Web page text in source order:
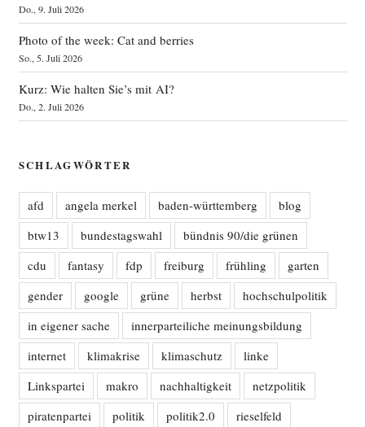
Do., 9. Juli 2026
Photo of the week: Cat and berries
So., 5. Juli 2026
Kurz: Wie halten Sie’s mit AI?
Do., 2. Juli 2026
SCHLAGWÖRTER
afd angela merkel baden-württemberg
blog
btw13
bundestagswahl
bündnis 90/die grünen
cdu
fantasy fdp freiburg frühling
garten
gender
google grüne herbst
hochschulpolitik
in eigener sache
innerparteiliche meinungsbildung
internet
klimakrise klimaschutz
linke
Linkspartei
makro nachhaltigkeit
netzpolitik
piratenpartei
politik politik2.0
rieselfeld